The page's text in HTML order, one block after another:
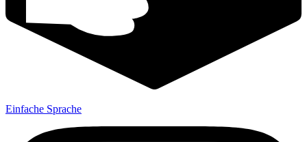
Einfache Sprache